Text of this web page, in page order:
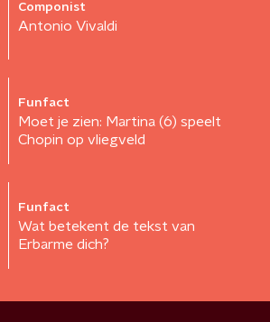
Componist
Antonio Vivaldi
Funfact
Moet je zien: Martina (6) speelt
Chopin op vliegveld
Funfact
Wat betekent de tekst van
Erbarme dich?